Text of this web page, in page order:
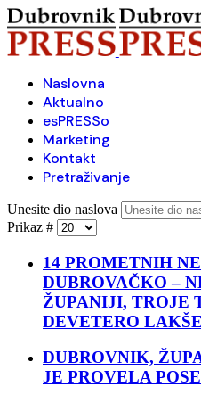
Naslovna
Aktualno
esPRESSo
Marketing
Kontakt
Pretraživanje
Unesite dio naslova
Prikaz #
14 PROMETNIH
DUBROVAČKO –
ŽUPANIJI, TROJE
DEVETERO LAKŠE
DUBROVNIK,
JE PROVELA